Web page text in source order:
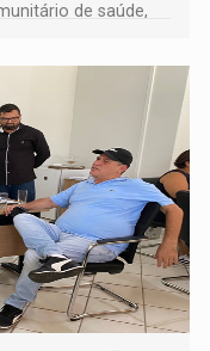
de saúde,